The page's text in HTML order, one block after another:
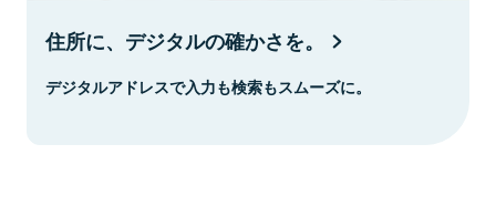
住所に、デジタルの確かさを。
デジタルアドレスで入力も検索もスムーズに。